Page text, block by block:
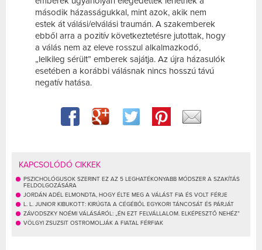
második házasságukkal, mint azok, akik nem
estek át válási/elválási traumán. A szakemberek
ebből arra a pozitív következtetésre jutottak, hogy
a válás nem az eleve rosszul alkalmazkodó,
„lelkileg sérült” emberek sajátja. Az újra házasulók
esetében a korábbi válásnak nincs hosszú távú
negatív hatása.
KAPCSOLÓDÓ CIKKEK
PSZICHOLÓGUSOK SZERINT EZ AZ 5 LEGHATÉKONYABB MÓDSZER A SZAKÍTÁS
FELDOLGOZÁSÁRA
JORDÁN ADÉL ELMONDTA, HOGY ÉLTE MEG A VÁLÁST FIA ÉS VOLT FÉRJE
L. L. JUNIOR KIBUKOTT: KIRÚGTA A CÉGÉBŐL EGYKORI TÁNCOSÁT ÉS PÁRJÁT
ZÁVODSZKY NOÉMI VÁLÁSÁRÓL: „ÉN EZT FELVÁLLALOM. ELKÉPESZTŐ NEHÉZ”
VÖLGYI ZSUZSIT OSTROMOLJÁK A FIATAL FÉRFIAK